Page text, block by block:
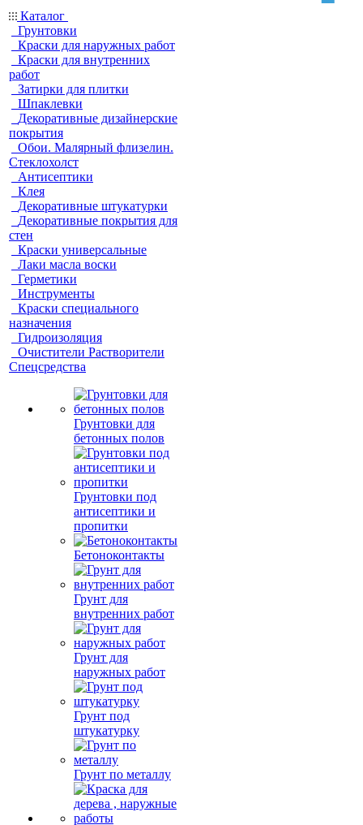
Каталог
Грунтовки
Краски для наружных работ
Краски для внутренних
работ
Затирки для плитки
Шпаклевки
Декоративные дизайнерские
покрытия
Обои. Малярный флизелин.
Стеклохолст
Антисептики
Клея
Декоративные штукатурки
Декоративные покрытия для
стен
Краски универсальные
Лаки масла воски
Герметики
Инструменты
Краски специального
назначения
Гидроизоляция
Очистители Растворители
Спецсредства
Грунтовки для
бетонных полов
Грунтовки под
антисептики и
пропитки
Бетоноконтакты
Грунт для
внутренних работ
Грунт для
наружных работ
Грунт под
штукатурку
Грунт по металлу